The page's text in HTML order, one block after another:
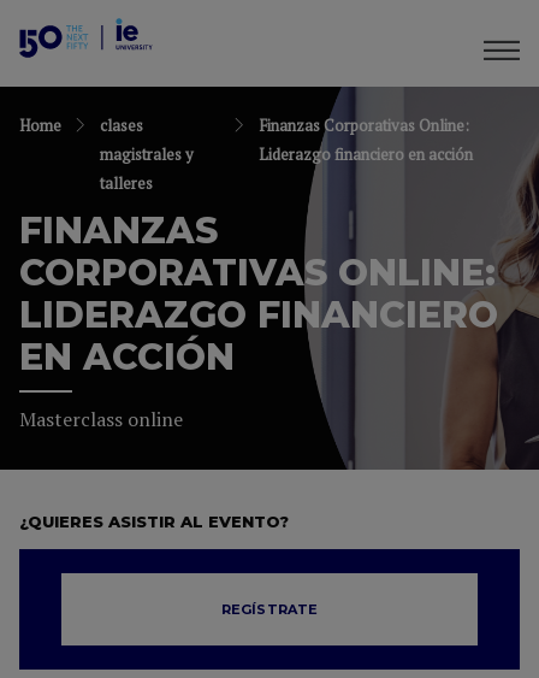
Home
clases
magistrales y
talleres
Finanzas Corporativas Online:
Liderazgo financiero en acción
FINANZAS
CORPORATIVAS ONLINE:
LIDERAZGO FINANCIERO
EN ACCIÓN
Masterclass online
¿QUIERES ASISTIR AL EVENTO?
REGÍSTRATE